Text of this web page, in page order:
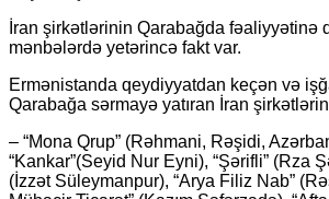
İran şirkətlərinin Qarabağda fəaliyyətinə
mənbələrdə yetərincə fakt var.
Ermənistanda qeydiyyatdan keçən və
Qarabağa sərmayə yatıran İran
– “Mona Qrup” (Rəhmani, Rəşidi,
“Kankar”(Seyid Nur Eyni), “Şərifli” (Rza
(İzzət Süleymanpur), “Arya Filiz Nab”